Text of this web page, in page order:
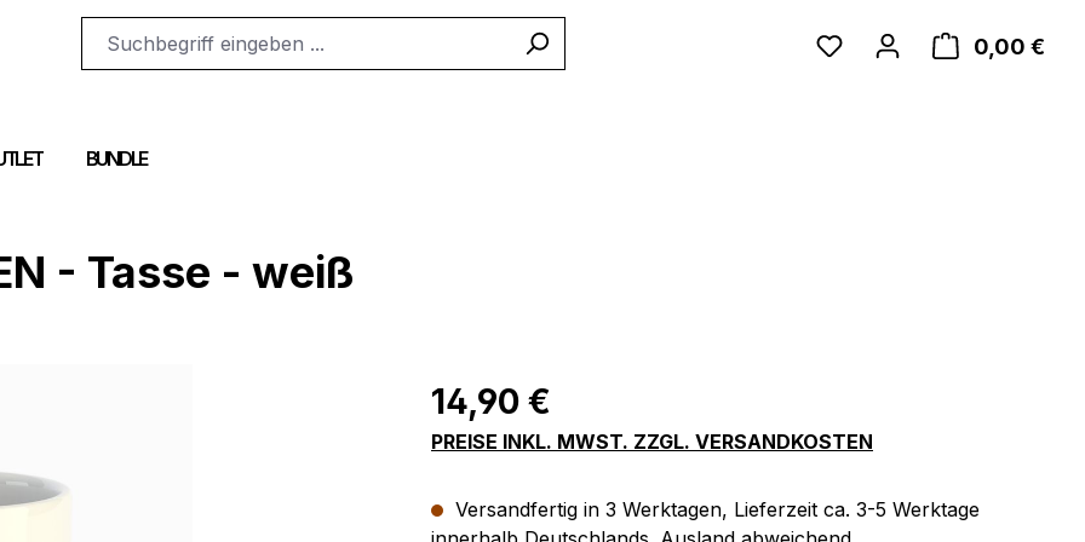
0,00 €
BUNDLE
- Tasse - weiß
Regulärer Preis:
14,90 €
PREISE INKL. MWST. ZZGL. VERSANDKOSTEN
Versandfertig in 3 Werktagen, Lieferzeit ca. 3-5 Werktage